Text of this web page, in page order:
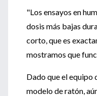
"Los ensayos en
dosis más bajas
corto, que es
mostramos que
Dado que el equipo
modelo de ratón,